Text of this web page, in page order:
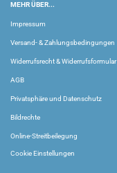
MEHR ÜBER...
Impressum
Versand- & Zahlungsbedingungen
Widerrufsrecht & Widerrufsformular
AGB
Privatsphäre und Datenschutz
Bildrechte
Online-Streitbeilegung
Cookie Einstellungen